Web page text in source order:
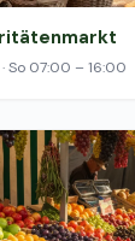
So 07:00 – 16:00